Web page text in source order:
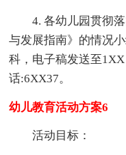
4. 各幼儿园贯彻
与发展指南》的情况
科，电子稿发送至
话:6XX37。
幼儿教育活动方案6
活动目标：